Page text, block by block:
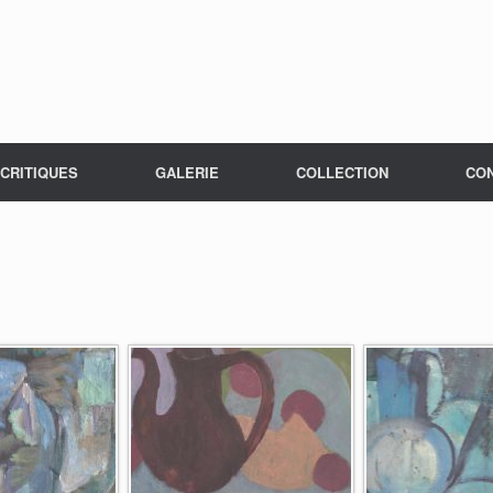
CRITIQUES GALERIE COLLECTION